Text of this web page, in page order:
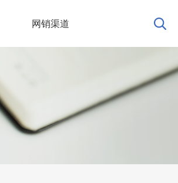
网销渠道